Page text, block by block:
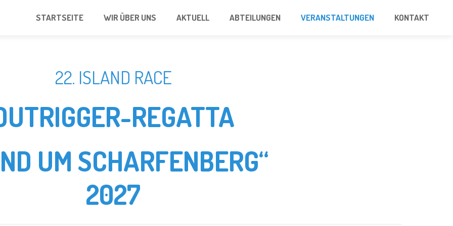
STARTSEITE WIR ÜBER UNS AKTUELL ABTEILUNGEN VERANSTALTUNGEN KONTAKT
22. ISLAND RACE
REGATTA
UM SCHARFENBERG“
2027